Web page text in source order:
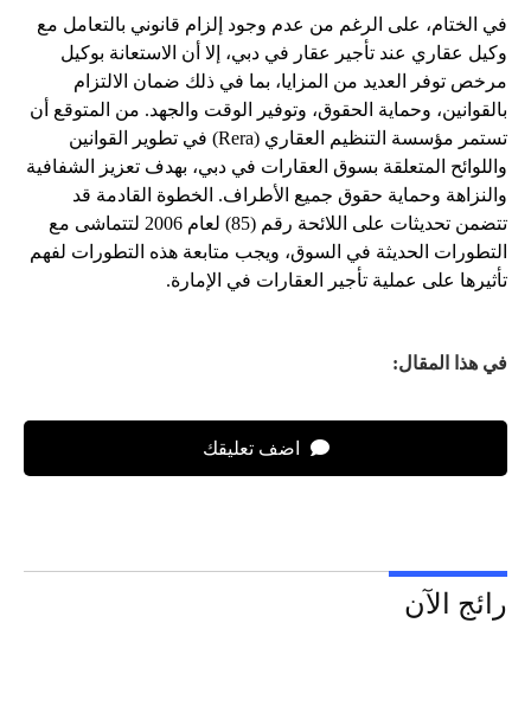
في الختام، على الرغم من عدم وجود إلزام قانوني بالتعامل مع
وكيل عقاري عند تأجير عقار في دبي، إلا أن الاستعانة بوكيل
مرخص توفر العديد من المزايا، بما في ذلك ضمان الالتزام
بالقوانين، وحماية الحقوق، وتوفير الوقت والجهد. من المتوقع أن
تستمر مؤسسة التنظيم العقاري (Rera) في تطوير القوانين
واللوائح المتعلقة بسوق العقارات في دبي، بهدف تعزيز الشفافية
والنزاهة وحماية حقوق جميع الأطراف. الخطوة القادمة قد
تتضمن تحديثات على اللائحة رقم (85) لعام 2006 لتتماشى مع
التطورات الحديثة في السوق، ويجب متابعة هذه التطورات لفهم
تأثيرها على عملية تأجير العقارات في الإمارة.
في هذا المقال:
اضف تعليقك
رائج الآن